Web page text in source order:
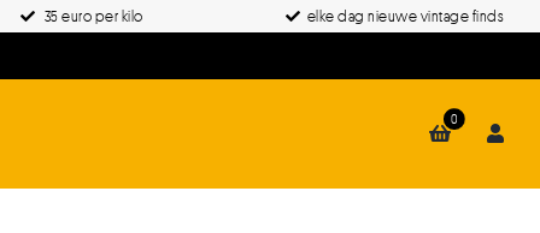
35 euro per kilo elke dag nieuwe vintage finds
0